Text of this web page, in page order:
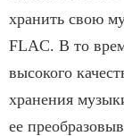
хранить свою
FLAC. В то
высокого
хранения
ее